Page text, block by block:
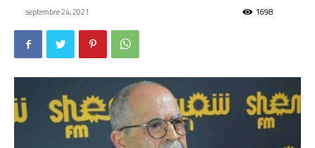
septembre 24, 2021 1698